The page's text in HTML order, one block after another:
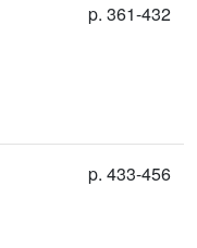
p. 361-432
p. 433-456